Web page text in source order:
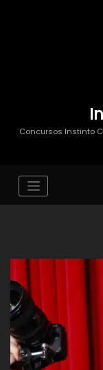
Concursos Instinto